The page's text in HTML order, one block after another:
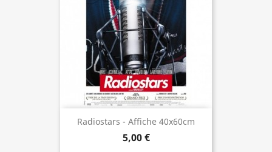
Radiostars - Affiche 40x60cm
5,00 €